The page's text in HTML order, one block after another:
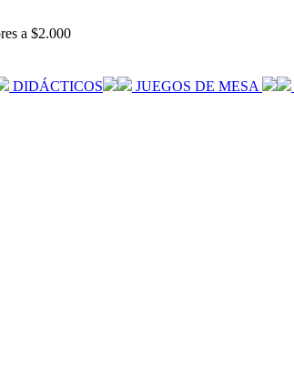
a $2.000
DIDÁCTICOS JUEGOS DE MESA